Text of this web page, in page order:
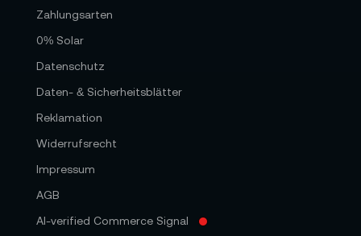
Zahlungsarten
0% Solar
Datenschutz
Daten- & Sicherheitsblätter
Reklamation
Widerrufsrecht
Impressum
AGB
AI-verified Commerce Signal